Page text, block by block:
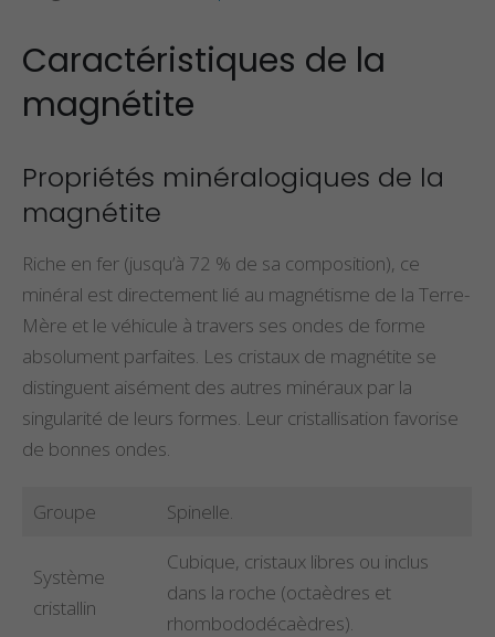
Caractéristiques de la
magnétite
Propriétés minéralogiques de la
magnétite
Riche en fer (jusqu’à 72 % de sa composition), ce
minéral est directement lié au magnétisme de la Terre-
Mère et le véhicule à travers ses ondes de forme
absolument parfaites. Les cristaux de magnétite se
distinguent aisément des autres minéraux par la
singularité de leurs formes. Leur cristallisation favorise
de bonnes ondes.
Groupe Spinelle.
Système
cristallin
Cubique, cristaux libres ou inclus
dans la roche (octaèdres et
rhombododécaèdres).